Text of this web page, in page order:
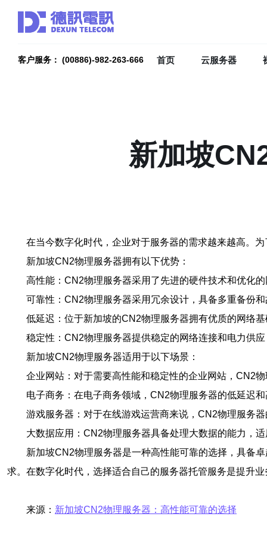
客户服务： (00886)-982-263-666 首页 云服务器
新加坡
在当今数字化时代，企业对于服务器的需求越来越高。
新加坡CN2物理服务器拥有以下优势：
高性能：CN2物理服务器采用了先进的硬件技术和优化
可靠性：CN2物理服务器采用冗余设计，具备多重备份
低延迟：位于新加坡的CN2物理服务器拥有优质的网络
稳定性：CN2物理服务器提供稳定的网络连接和电力供
新加坡CN2物理服务器适用于以下场景：
企业网站：对于需要高性能和稳定性的企业网站，CN2
电子商务：在电子商务领域，CN2物理服务器的低延迟
游戏服务器：对于在线游戏运营商来说，CN2物理服务
大数据应用：CN2物理服务器具备处理大数据的能力，
新加坡CN2物理服务器是一种高性能可靠的选择，具备
求。在数字化时代，选择适合自己的服务器托管服务是提升
来源： 新加坡CN2物理服务器：高性能可靠的选择